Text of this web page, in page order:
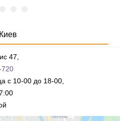
Киев
47,
720
с 10-00 до 18-00,